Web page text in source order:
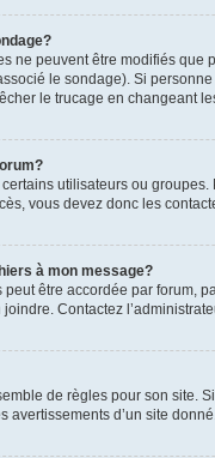
ne peuvent être modifiés
le sondage). Si
le trucage en changeant
utilisateurs ou
vous devez donc les
à mon message?
être accordée par forum,
Contactez
de règles pour son site.
avertissements d’un site